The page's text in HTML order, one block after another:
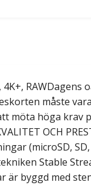
måste
möta höga
OCH
(microSD,
Stable
är byggd med